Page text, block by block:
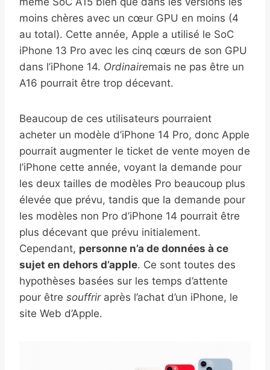
moins chères avec un cœur GPU en moins (4
au total). Cette année, Apple a utilisé le SoC
iPhone 13 Pro avec les cinq cœurs de son GPU
dans l’iPhone 14. Ordinairemais ne pas être un
A16 pourrait être trop décevant.
Beaucoup de ces utilisateurs pourraient
acheter un modèle d’iPhone 14 Pro, donc Apple
pourrait augmenter le ticket de vente moyen de
l’iPhone cette année, voyant la demande pour
les deux tailles de modèles Pro beaucoup plus
élevée que prévu, tandis que la demande pour
les modèles non Pro d’iPhone 14 pourrait être
plus décevant que prévu initialement.
Cependant, personne n’a de données à ce
sujet en dehors d’apple. Ce sont toutes des
hypothèses basées sur les temps d’attente
pour être souffriraprès l’achat d’un iPhone, le
site Web d’Apple.